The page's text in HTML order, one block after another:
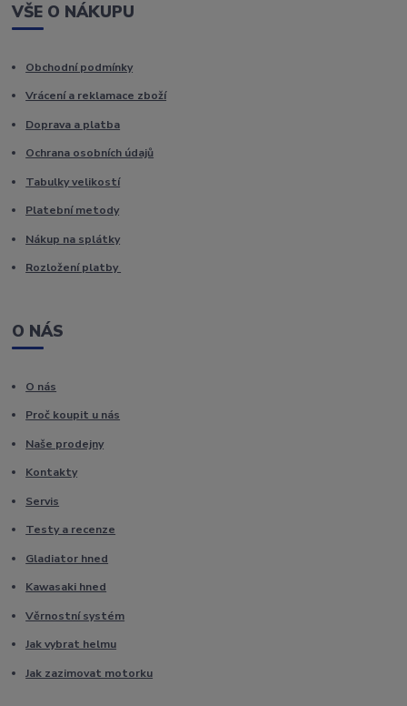
VŠE O NÁKUPU
Obchodní podmínky
Vrácení a reklamace zboží
Doprava a platba
Ochrana osobních údajů
Tabulky velikostí
Platební metody
Nákup na splátky
Rozložení platby
O NÁS
O nás
Proč koupit u nás
Naše prodejny
Kontakty
Servis
Testy a recenze
Gladiator hned
Kawasaki hned
Věrnostní systém
Jak vybrat helmu
Jak zazimovat motorku